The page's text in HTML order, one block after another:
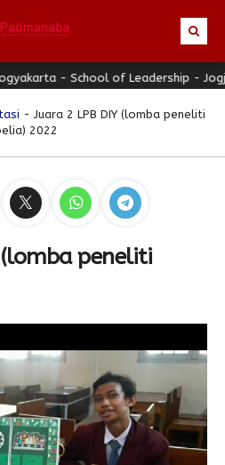
- School of Leadership - Jogja
- Juara 2 LPB DIY (lomba peneliti
2022
(lomba peneliti